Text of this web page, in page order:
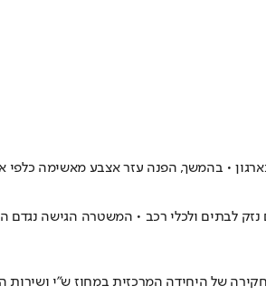
• בהמשך, הפנה עזר אצבע מאשימה
נזק לבתים ולכלי רכב • המשטרה הגישה
של היחידה המרכזית במחוז ש"י ושירות